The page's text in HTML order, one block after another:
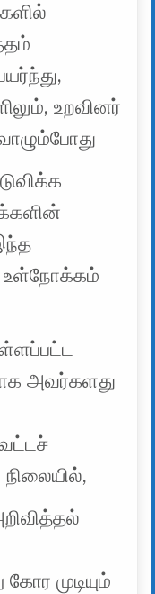
உறவினர்
உள்நோக்கம்
அவர்களது
கோர முடியும்